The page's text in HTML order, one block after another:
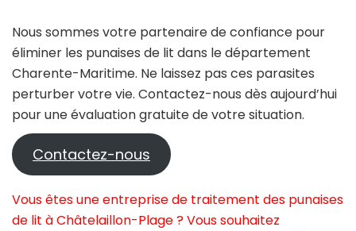
Nous sommes votre partenaire de confiance pour
éliminer les punaises de lit dans le département
Charente-Maritime. Ne laissez pas ces parasites
perturber votre vie. Contactez-nous dès aujourd’hui
pour une évaluation gratuite de votre situation.
Contactez-nous
Vous êtes une entreprise de traitement des punaises
de lit à Châtelaillon-Plage ? Vous souhaitez